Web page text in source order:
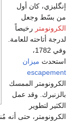
إنگليزي، كان أول
من بسّط وجعل
الكرونومتر رخيصاً
لدرجة أتاحته للعامة.
وفي 1782،
استحدث ميزان
escapement
الكرونومتر الممسك
بالزنبرك. وقد عمل
الكثير لتطوير
الكرونومتر، حتى أنه مُنـِح £3,000 جنيه